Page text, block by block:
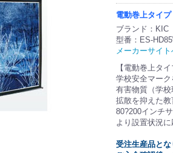
電動巻上タイプ
ブランド：KIC
型番：ES-
メーカーサイト
【電動巻上タイ
学校安全マーク
有害物質（学
拡散を抑えた教
80?200インチ
より設置状況に
受注生産品とな